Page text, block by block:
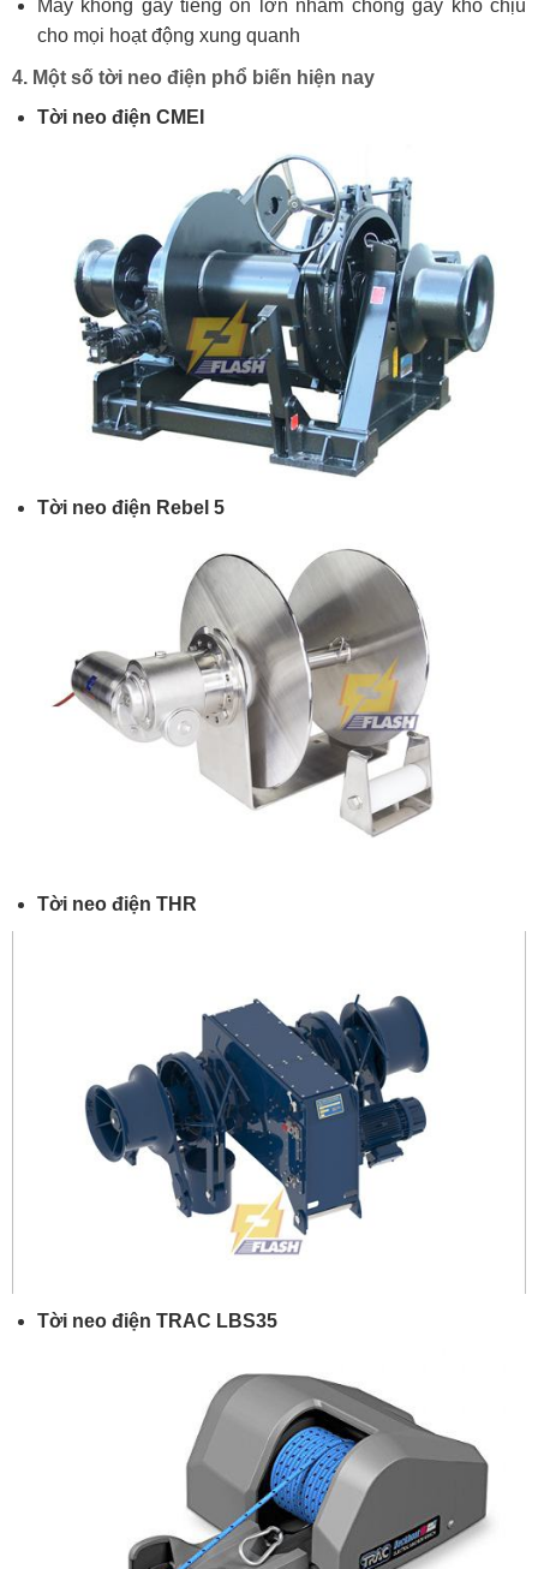
Máy không gây tiếng ồn lớn nhằm chống gây khó chịu
cho mọi hoạt động xung quanh
4. Một số tời neo điện phổ biến hiện nay
Tời neo điện CMEI
Tời neo điện Rebel 5
Tời neo điện THR
Tời neo điện TRAC LBS35